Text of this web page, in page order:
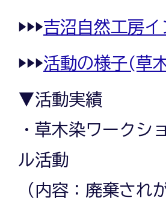
▶▶▶吉沼自然工房イ
▶▶▶活動の様子(草
▼活動実績
・草木染ワークシ
ル活動
（内容：廃棄され